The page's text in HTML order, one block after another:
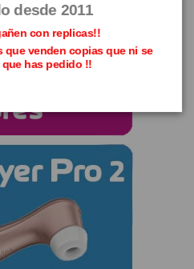
desde 2011
con replicas!!
que venden copias que ni se
que has pedido !!